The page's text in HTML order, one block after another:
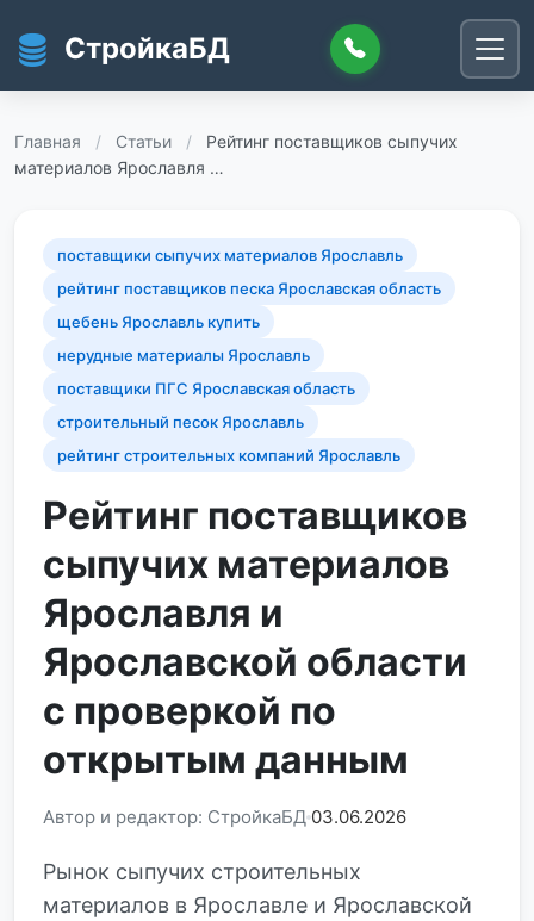
СтройкаБД
Главная / Статьи /
Рейтинг поставщиков сыпучих
материалов Ярославля …
поставщики сыпучих материалов Ярославль
рейтинг поставщиков песка Ярославская область
щебень Ярославль купить
нерудные материалы Ярославль
поставщики ПГС Ярославская область
строительный песок Ярославль
рейтинг строительных компаний Ярославль
Рейтинг поставщиков
сыпучих материалов
Ярославля и
Ярославской области
с проверкой по
открытым данным
Автор и редактор: СтройкаБД 03.06.2026
Рынок сыпучих строительных
материалов в Ярославле и Ярославской